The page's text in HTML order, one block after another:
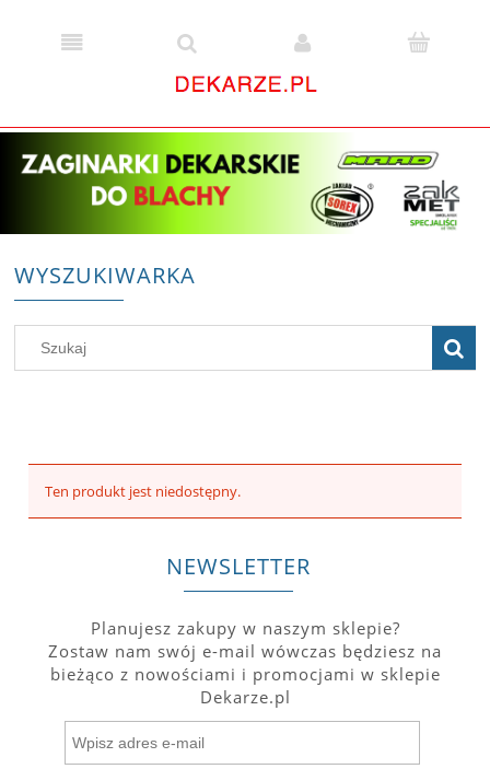
WYSZUKIWARKA
Ten produkt jest niedostępny.
NEWSLETTER
Planujesz zakupy w naszym sklepie?
Zostaw nam swój e-mail wówczas będziesz na
bieżąco z nowościami i promocjami w sklepie
Dekarze.pl